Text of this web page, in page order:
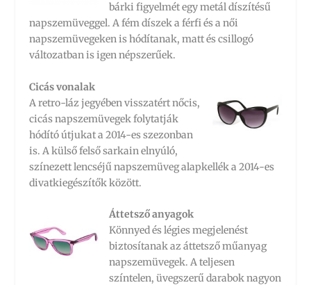
bárki figyelmét egy metál díszítésű
napszemüveggel. A fém díszek a férfi és a női
napszemüvegeken is hódítanak, matt és csillogó
változatban is igen népszerűek.
Cicás vonalak
A retro-láz jegyében visszatért nőcis,
cicás napszemüvegek folytatják
hódító útjukat a 2014-es szezonban
is. A külső felső sarkain elnyúló,
színezett lencséjű napszemüveg alapkellék a 2014-es
divatkiegészítők között.
Áttetsző anyagok
Könnyed és légies megjelenést
biztosítanak az áttetsző műanyag
napszemüvegek. A teljesen
színtelen, üvegszerű darabok nagyon